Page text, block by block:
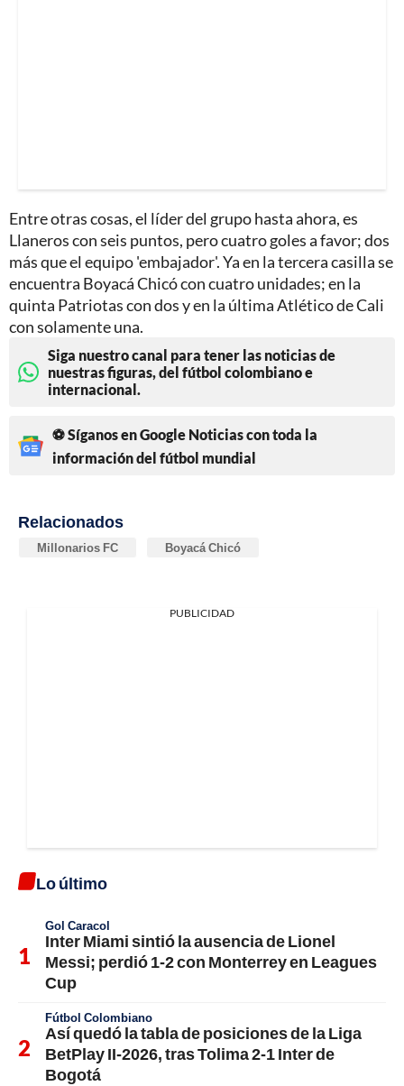
Entre otras cosas, el líder del grupo hasta ahora, es
Llaneros con seis puntos, pero cuatro goles a favor; dos
más que el equipo 'embajador'. Ya en la tercera casilla se
encuentra Boyacá Chicó con cuatro unidades; en la
quinta Patriotas con dos y en la última Atlético de Cali
con solamente una.
Siga nuestro canal para tener las noticias de
nuestras figuras, del fútbol colombiano e
internacional.
⚽ Síganos en Google Noticias con toda la
información del fútbol mundial
Relacionados
Millonarios FC Boyacá Chicó
PUBLICIDAD
Lo último
Gol Caracol
Inter Miami sintió la ausencia de Lionel
Messi; perdió 1-2 con Monterrey en Leagues
Cup
Fútbol Colombiano
Así quedó la tabla de posiciones de la Liga
BetPlay II-2026, tras Tolima 2-1 Inter de
Bogotá